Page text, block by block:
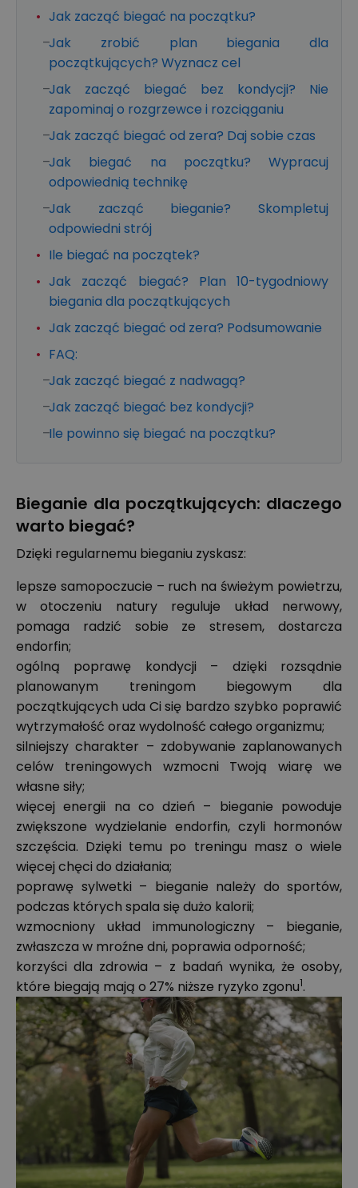
Jak zacząć biegać na początku?
Jak zrobić plan biegania dla
początkujących? Wyznacz cel
Jak zacząć biegać bez kondycji? Nie
zapominaj o rozgrzewce i rozciąganiu
Jak zacząć biegać od zera? Daj sobie czas
Jak biegać na początku? Wypracuj
odpowiednią technikę
Jak zacząć bieganie? Skompletuj
odpowiedni strój
Ile biegać na początek?
Jak zacząć biegać? Plan 10-tygodniowy
biegania dla początkujących
Jak zacząć biegać od zera? Podsumowanie
FAQ:
Jak zacząć biegać z nadwagą?
Jak zacząć biegać bez kondycji?
Ile powinno się biegać na początku?
Bieganie dla początkujących: dlaczego
warto biegać?
Dzięki regularnemu bieganiu zyskasz:
lepsze samopoczucie – ruch na świeżym powietrzu,
w otoczeniu natury reguluje układ nerwowy,
pomaga radzić sobie ze stresem, dostarcza
endorfin;
ogólną poprawę kondycji – dzięki rozsądnie
planowanym treningom biegowym dla
początkujących uda Ci się bardzo szybko poprawić
wytrzymałość oraz wydolność całego organizmu;
silniejszy charakter – zdobywanie zaplanowanych
celów treningowych wzmocni Twoją wiarę we
własne siły;
więcej energii na co dzień – bieganie powoduje
zwiększone wydzielanie endorfin, czyli hormonów
szczęścia. Dzięki temu po treningu masz o wiele
więcej chęci do działania;
poprawę sylwetki – bieganie należy do sportów,
podczas których spala się dużo kalorii;
wzmocniony układ immunologiczny – bieganie,
zwłaszcza w mroźne dni, poprawia odporność;
korzyści dla zdrowia – z badań wynika, że osoby,
które biegają mają o 27% niższe ryzyko zgonu1.